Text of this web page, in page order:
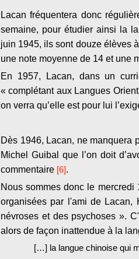
Lacan fréquentera donc
semaine, pour étudier ainsi la
juin 1945, ils sont douze élèves
une note moyenne de 14 et une
En 1957, Lacan, dans un
« complétant aux Langues
on verra qu’elle est pour lui
Dès 1946, Lacan, ne manquera
Michel Guibal que l’on doit
commentaire [6].
Nous sommes donc le mercredi
organisées par l'ami de Lacan,
névroses et des psychoses ».
alors de façon inattendue à la
[…] la langue chinoise qui